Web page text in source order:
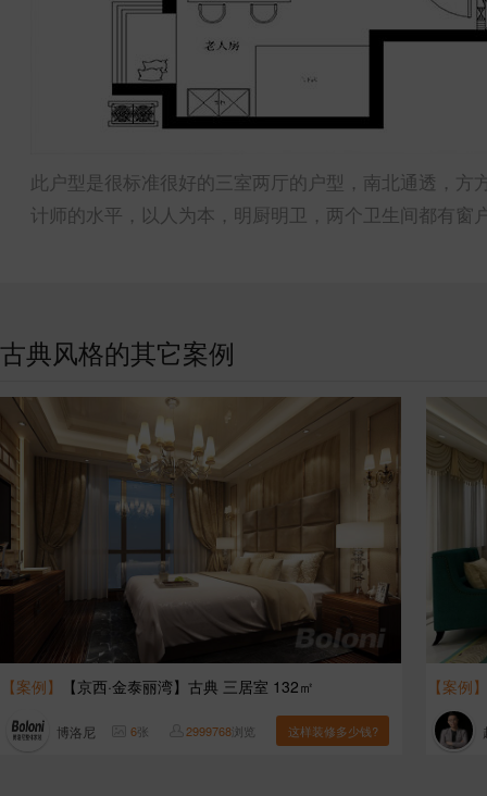
此户型是很标准很好的三室两厅的户型，南北通透，
计师的水平，以人为本，明厨明卫，两个卫生间都有
古典风格的其它案例
【案例】 【京西·金泰丽湾】古典 三居室 132㎡
博洛尼 6张 2999768浏览 这样装修多少钱?
【案例】